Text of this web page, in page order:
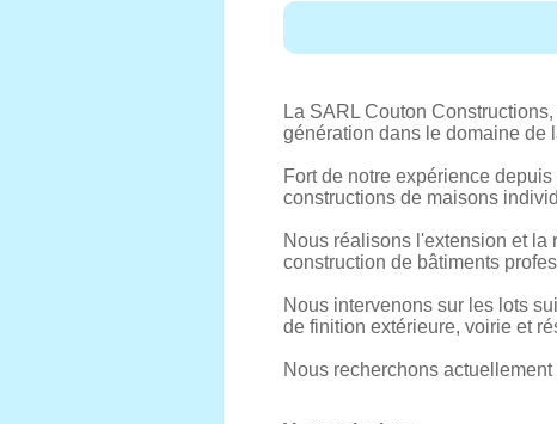
La SARL Couton
génération dans le domaine de
Fort de notre expérience
constructions de maisons
Nous réalisons l'extension et la
construction de bâtiments
Nous intervenons sur les lots
de finition extérieure, voirie et
Nous recherchons actuellement